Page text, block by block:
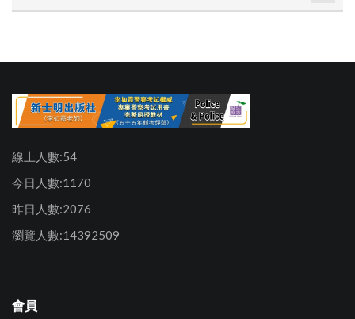
線上人數:54
今日人數:1170
昨日人數:2076
瀏覽人數:14392509
會員